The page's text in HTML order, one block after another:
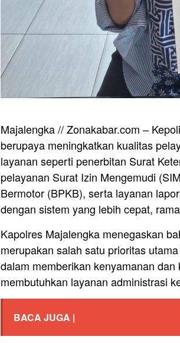
Majalengka // Zonakabar.com –
berupaya meningkatkan kualitas
layanan seperti penerbitan Surat
pelayanan Surat Izin Mengemudi
Bermotor (BPKB), serta layanan
dengan sistem yang lebih cepat,
Kapolres Majalengka menegaskan
merupakan salah satu prioritas
dalam memberikan kenyamanan
membutuhkan layanan administrasi
BACA JUGA |